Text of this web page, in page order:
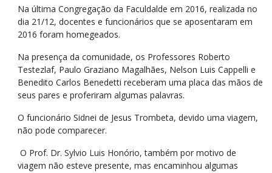
Na última Congregação da Faculdalde em 2016, realizada no
dia 21/12, docentes e funcionários que se aposentaram em
2016 foram homegeados.
Na presença da comunidade, os Professores Roberto
Testezlaf, Paulo Graziano Magalhães, Nelson Luis Cappelli e
Benedito Carlos Benedetti receberam uma placa das mãos de
seus pares e proferiram algumas palavras.
O funcionário Sidnei de Jesus Trombeta, devido uma viagem,
não pode comparecer.
O Prof. Dr. Sylvio Luis Honório, também por motivo de
viagem não esteve presente, mas encaminhou algumas